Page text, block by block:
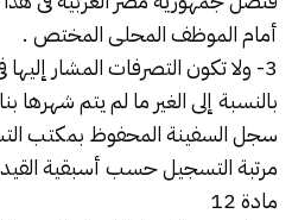
أمام الموظف المحلى المختص .
3- ولا تكون التصرفات المشار إليها
بالنسبة إلى الغير ما لم يتم
سجل السفينة المحفوظ بمكتب
مرتبة التسجيل حسب أسبقية
مادة 12